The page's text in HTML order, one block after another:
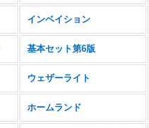
インベイション
基本セット第6版
ウェザーライト
ホームランド